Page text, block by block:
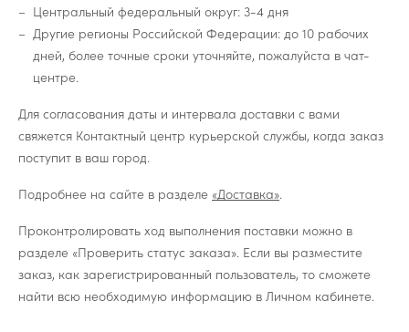
Центральный федеральный округ: 3-4 дня
Другие регионы Российской Федерации: до 10 рабочих
дней, более точные сроки уточняйте, пожалуйста в чат-
центре.
Для согласования даты и интервала доставки с вами
свяжется Контактный центр курьерской службы, когда заказ
поступит в ваш город.
Подробнее на сайте в разделе «Доставка».
Проконтролировать ход выполнения поставки можно в
разделе «Проверить статус заказа». Если вы разместите
заказ, как зарегистрированный пользователь, то сможете
найти всю необходимую информацию в Личном кабинете.